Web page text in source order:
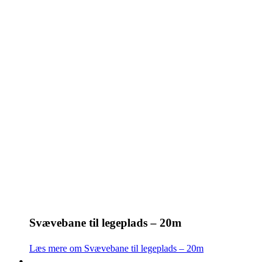
Svævebane til legeplads – 20m
Læs mere om Svævebane til legeplads – 20m